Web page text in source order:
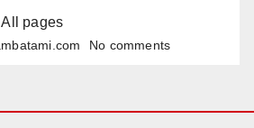
pages
No comments